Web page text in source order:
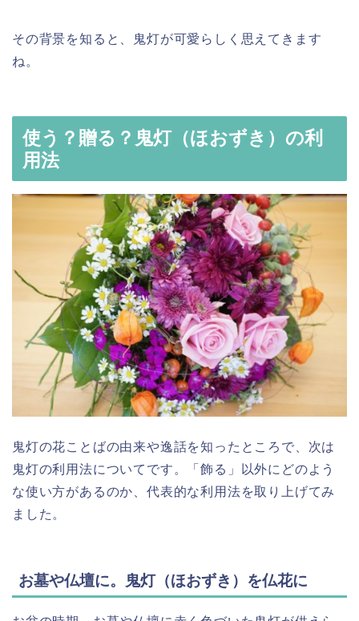
その背景を知ると、鬼灯が可愛らしく思えてきます
ね。
使う？贈る？鬼灯（ほおずき）の利
用法
鬼灯の花ことばの由来や逸話を知ったところで、次は
鬼灯の利用法についてです。「飾る」以外にどのよう
な使い方があるのか、代表的な利用法を取り上げてみ
ました。
お墓や仏壇に。鬼灯（ほおずき）を仏花に